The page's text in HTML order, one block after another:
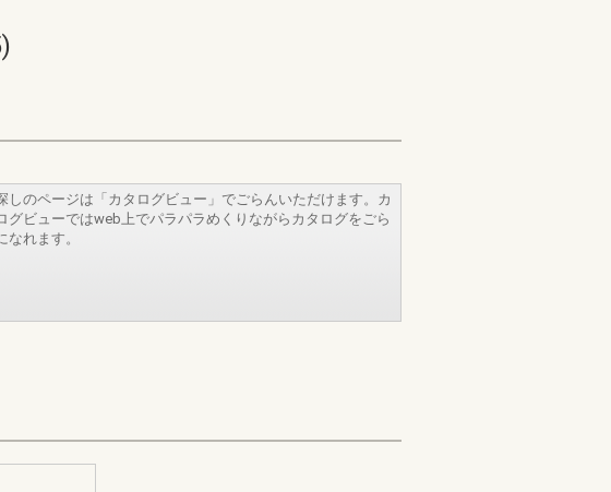
しのページは「カタログビュー」でごらんいただけます。カ
グビューではweb上でパラパラめくりながらカタログをごら
なれます。